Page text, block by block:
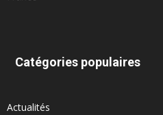
Catégories populaires
Actualités